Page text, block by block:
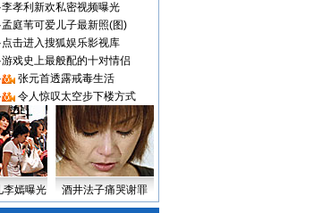
·李孝利新欢私密视频曝光
·孟庭苇可爱儿子最新照(图)
·点击进入搜狐娱乐影视库
·游戏史上最般配的十对情侣
·
张元首透露戒毒生活
· 令人惊叹太空步下楼方式
李嫣曝光 酒井法子痛哭谢罪